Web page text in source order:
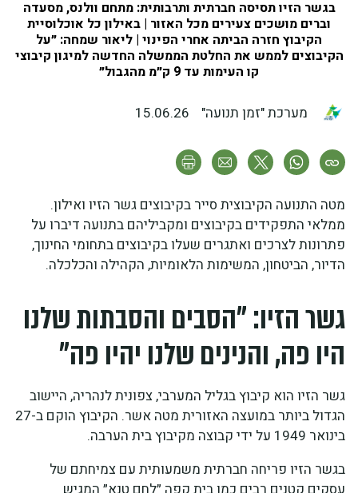
בגשר הזיו תסיסה חברתית ותרבותית: מתחם וולנס, מסעדה
וברים מושכים צעירים מכל האזור | באילון כל אוכלוסיית
הקיבוץ חזרה הביתה אחרי הפינוי | ליאור שמחה: ״על
הקיבוצים לממש את החלטת הממשלה החדשה למיגון קיבוצי
קו העימות עד 9 ק״מ מהגבול״
מערכת "זמן תנועה" 15.06.26
מטה התנועה הקיבוצית סייר בקיבוצים גשר הזיו ואילון.
ממלאי התפקידים בקיבוצים ומקביליהם בתנועה דיברו על
פתרונות לצרכים ואתגרים שעלו בקיבוצים בתחומי החינוך,
הדיור, הביטחון, המשימות הלאומיות, הקהילה והכלכלה.
גשר הזיו: ״הסבים והסבתות שלנו
היו פה, והנינים שלנו יהיו פה״
גשר הזיו הוא קיבוץ בגליל המערבי, צפונית לנהריה, היישוב
הגדול ביותר במועצה האזורית מטה אשר. הקיבוץ הוקם ב-27
בינואר 1949 על ידי קבוצה מקיבוץ בית הערבה.
בגשר הזיו פריחה חברתית משמעותית עם צמיחתם של